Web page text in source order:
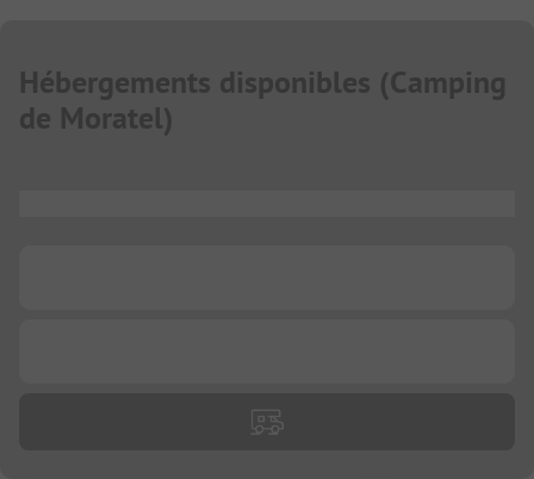
Hébergements disponibles (Camping
de Moratel)